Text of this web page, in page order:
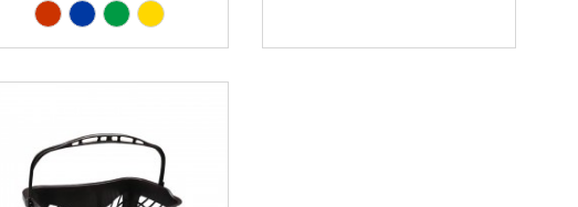
Vermelho RAL3020
Azul PAN 293C
Verde PAN 347C
Amarelo PAN 012C